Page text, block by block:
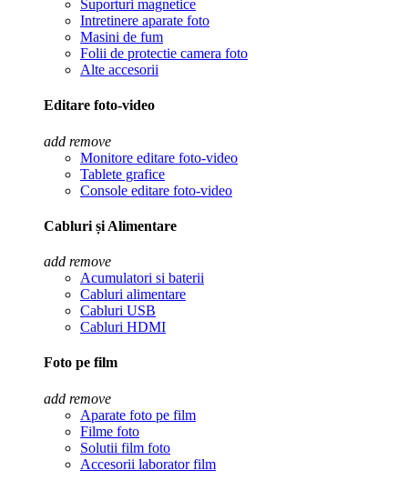
Suporturi magnetice
Intretinere aparate foto
Masini de fum
Folii de protectie camera foto
Alte accesorii
Editare foto-video
add remove
Monitore editare foto-video
Tablete grafice
Console editare foto-video
Cabluri și Alimentare
add remove
Acumulatori si baterii
Cabluri alimentare
Cabluri USB
Cabluri HDMI
Foto pe film
add remove
Aparate foto pe film
Filme foto
Solutii film foto
Accesorii laborator film